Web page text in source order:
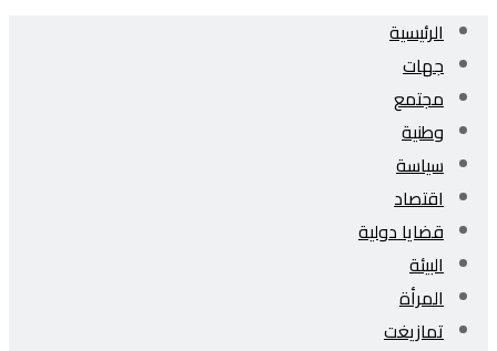
الرئيسية
جهات
مجتمع
وطنية
سياسة
اقتصاد
قضايا دولية
البيئة
المرأة
تمازيغت